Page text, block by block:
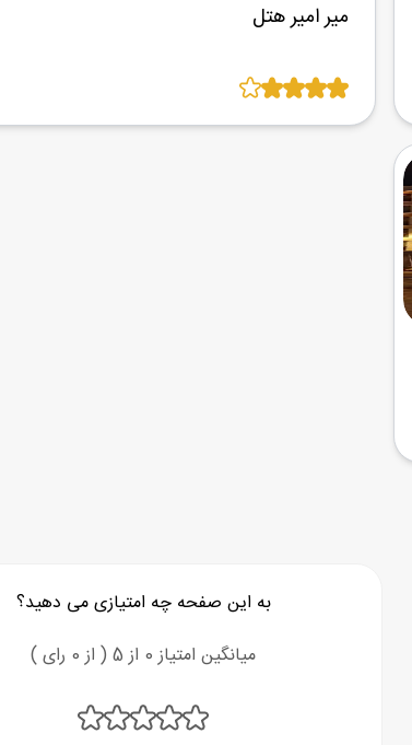
میر امیر هتل
به این صفحه چه امتیازی می دهید؟
میانگین امتیاز 0 از 5 ( از 0 رای )